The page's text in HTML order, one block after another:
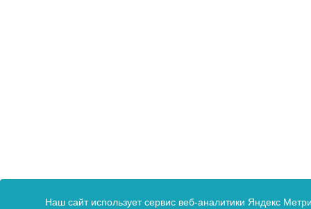
Наш сайт использует сервис веб-аналитики Яндекс